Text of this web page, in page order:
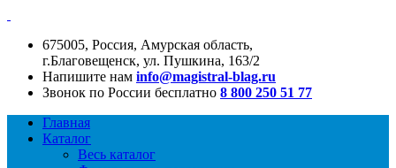
675005, Россия, Амурская область,
г.Благовещенск, ул. Пушкина, 163/2
Напишите нам info@magistral-blag.ru
Звонок по России бесплатно 8 800 250 51 77
Главная
Каталог
Весь каталог